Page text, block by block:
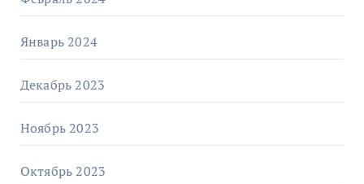
Январь 2024
Декабрь 2023
Ноябрь 2023
Октябрь 2023